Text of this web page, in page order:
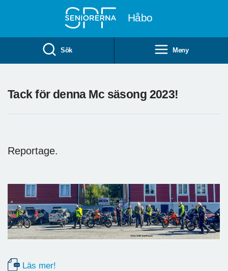
Håbo
Sök Meny
Tack för denna Mc säsong 2023!
Reportage.
Läs mer!